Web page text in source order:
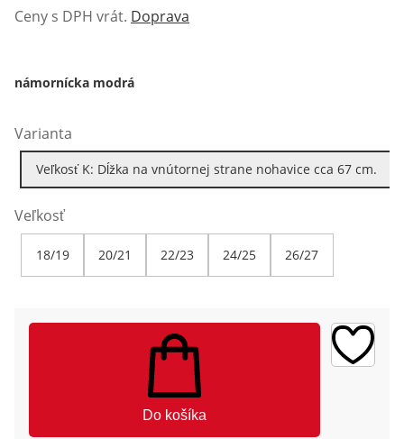
Ceny s DPH vrát. Doprava
námornícka modrá
Varianta
Veľkosť K: Dĺžka na vnútornej strane nohavice cca 67 cm.
Veľkosť
18/19 20/21 22/23 24/25 26/27
Do košíka